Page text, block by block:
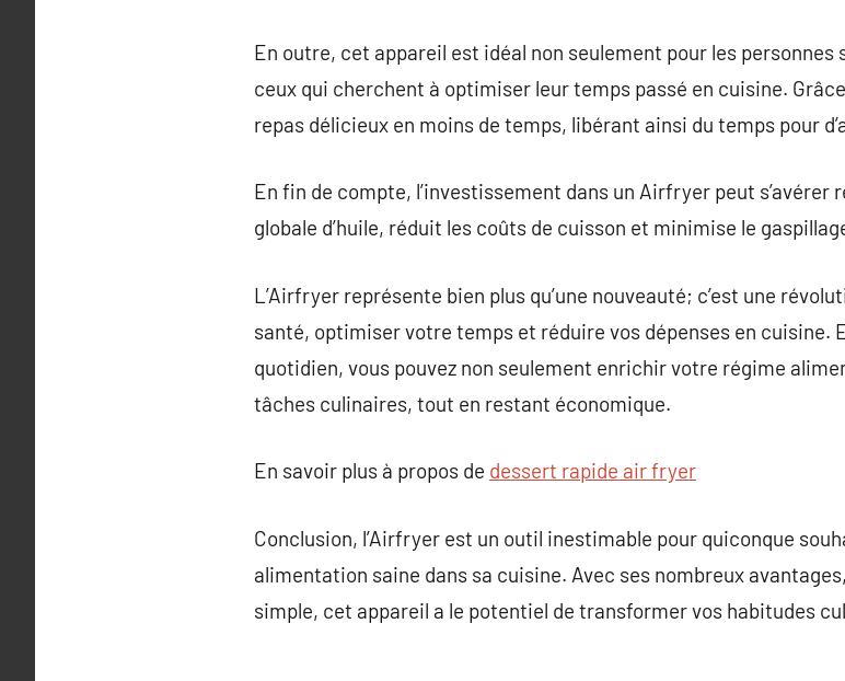
En outre, cet appareil est idéal non seulement pour les
ceux qui cherchent à optimiser leur temps passé en cuisine.
repas délicieux en moins de temps, libérant ainsi du temps pour
En fin de compte, l’investissement dans un Airfryer peut
globale d’huile, réduit les coûts de cuisson et minimise le
L’Airfryer représente bien plus qu’une nouveauté; c’est une
santé, optimiser votre temps et réduire vos dépenses en cuisine.
quotidien, vous pouvez non seulement enrichir votre régime
tâches culinaires, tout en restant économique.
En savoir plus à propos de dessert rapide air fryer
Conclusion, l’Airfryer est un outil inestimable pour quiconque
alimentation saine dans sa cuisine. Avec ses nombreux
simple, cet appareil a le potentiel de transformer vos habitudes